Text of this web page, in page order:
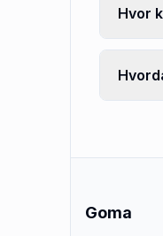
Hvor
Goma